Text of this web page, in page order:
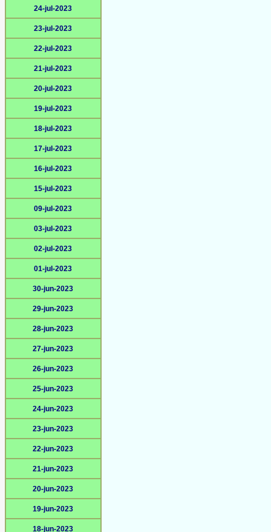
24-jul-2023
23-jul-2023
22-jul-2023
21-jul-2023
20-jul-2023
19-jul-2023
18-jul-2023
17-jul-2023
16-jul-2023
15-jul-2023
09-jul-2023
03-jul-2023
02-jul-2023
01-jul-2023
30-jun-2023
29-jun-2023
28-jun-2023
27-jun-2023
26-jun-2023
25-jun-2023
24-jun-2023
23-jun-2023
22-jun-2023
21-jun-2023
20-jun-2023
19-jun-2023
18-jun-2023